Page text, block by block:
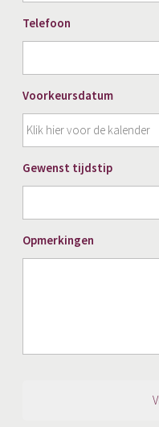
Telefoon
Voorkeursdatum
slash
MM
JJJJ
Gewenst tijdstip
Opmerkingen